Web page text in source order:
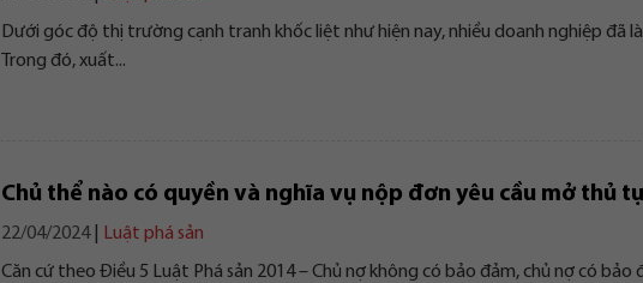
Dưới góc độ thị trường cạnh tranh khốc liệt như hiện nay, nhiều doanh nghiệp đã
Trong đó, xuất...
Chủ thể nào có quyền và nghĩa vụ nộp đơn yêu cầu mở thủ
22/04/2024
Luật phá sản
Căn cứ theo Điều 5 Luật Phá sản 2014 – Chủ nợ không có bảo đảm, chủ nợ có